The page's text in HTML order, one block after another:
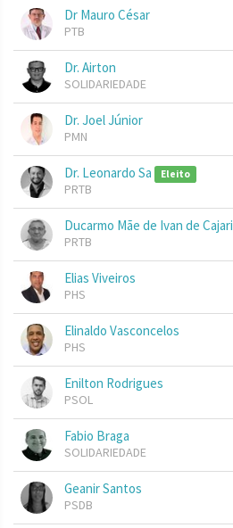
Dr Mauro César
PTB
Dr. Airton
SOLIDARIEDADE
Dr. Joel Júnior
PMN
Dr. Leonardo Sa Eleito
PRTB
Ducarmo Mãe de Ivan de Cajari
PRTB
Elias Viveiros
PHS
Elinaldo Vasconcelos
PHS
Enilton Rodrigues
PSOL
Fabio Braga
SOLIDARIEDADE
Geanir Santos
PSDB